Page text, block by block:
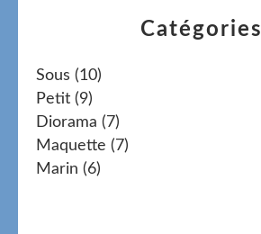
Catégories
Sous (10)
Petit (9)
Diorama (7)
Maquette (7)
Marin (6)